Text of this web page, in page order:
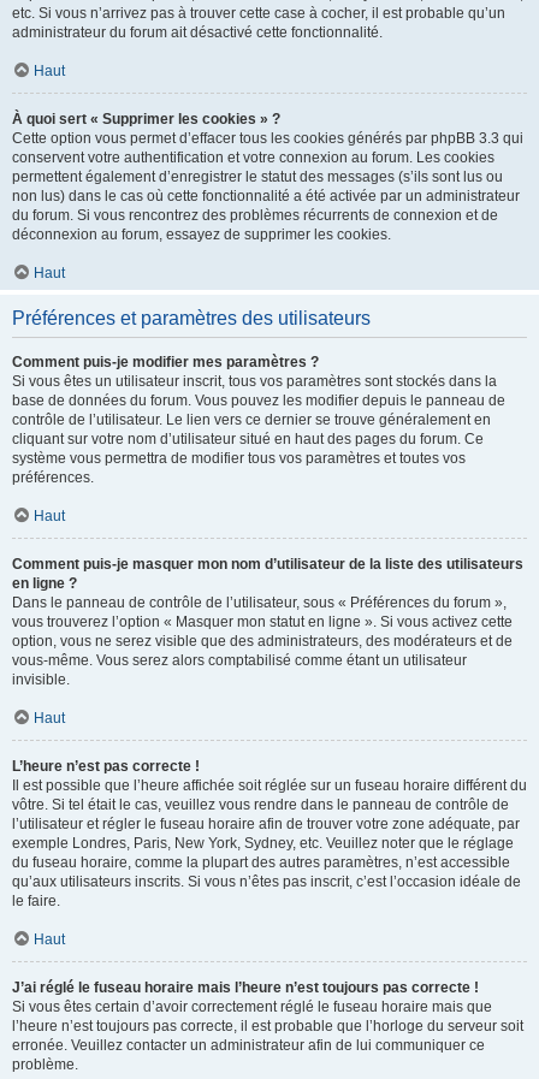
etc. Si vous n’arrivez pas à trouver cette case à cocher, il est probable qu’un
administrateur du forum ait désactivé cette fonctionnalité.
Haut
À quoi sert « Supprimer les cookies » ?
Cette option vous permet d’effacer tous les cookies générés par phpBB 3.3 qui
conservent votre authentification et votre connexion au forum. Les cookies
permettent également d’enregistrer le statut des messages (s’ils sont lus ou
non lus) dans le cas où cette fonctionnalité a été activée par un administrateur
du forum. Si vous rencontrez des problèmes récurrents de connexion et de
déconnexion au forum, essayez de supprimer les cookies.
Haut
Préférences et paramètres des utilisateurs
Comment puis-je modifier mes paramètres ?
Si vous êtes un utilisateur inscrit, tous vos paramètres sont stockés dans la
base de données du forum. Vous pouvez les modifier depuis le panneau de
contrôle de l’utilisateur. Le lien vers ce dernier se trouve généralement en
cliquant sur votre nom d’utilisateur situé en haut des pages du forum. Ce
système vous permettra de modifier tous vos paramètres et toutes vos
préférences.
Haut
Comment puis-je masquer mon nom d’utilisateur de la liste des utilisateurs
en ligne ?
Dans le panneau de contrôle de l’utilisateur, sous « Préférences du forum »,
vous trouverez l’option « Masquer mon statut en ligne ». Si vous activez cette
option, vous ne serez visible que des administrateurs, des modérateurs et de
vous-même. Vous serez alors comptabilisé comme étant un utilisateur
invisible.
Haut
L’heure n’est pas correcte !
Il est possible que l’heure affichée soit réglée sur un fuseau horaire différent du
vôtre. Si tel était le cas, veuillez vous rendre dans le panneau de contrôle de
l’utilisateur et régler le fuseau horaire afin de trouver votre zone adéquate, par
exemple Londres, Paris, New York, Sydney, etc. Veuillez noter que le réglage
du fuseau horaire, comme la plupart des autres paramètres, n’est accessible
qu’aux utilisateurs inscrits. Si vous n’êtes pas inscrit, c’est l’occasion idéale de
le faire.
Haut
J’ai réglé le fuseau horaire mais l’heure n’est toujours pas correcte !
Si vous êtes certain d’avoir correctement réglé le fuseau horaire mais que
l’heure n’est toujours pas correcte, il est probable que l’horloge du serveur soit
erronée. Veuillez contacter un administrateur afin de lui communiquer ce
problème.